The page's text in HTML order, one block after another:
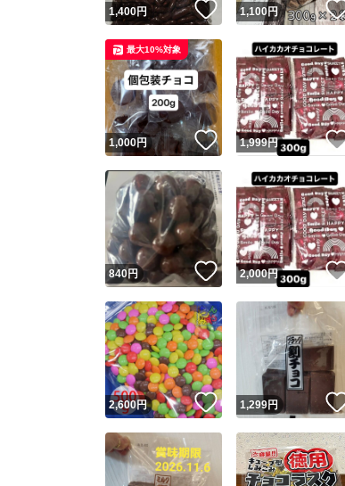
1,400円 いいね！
1,100円
1,000円 いいね！
最大10%対象
1,999円
840円 いいね！
2,000円
2,600円 いいね！
1,299円